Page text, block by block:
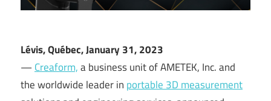
Lévis, Québec, January 31, 2023
—Creaform,a business unit of AMETEK, Inc. and
the worldwide leader in portable 3D measurement